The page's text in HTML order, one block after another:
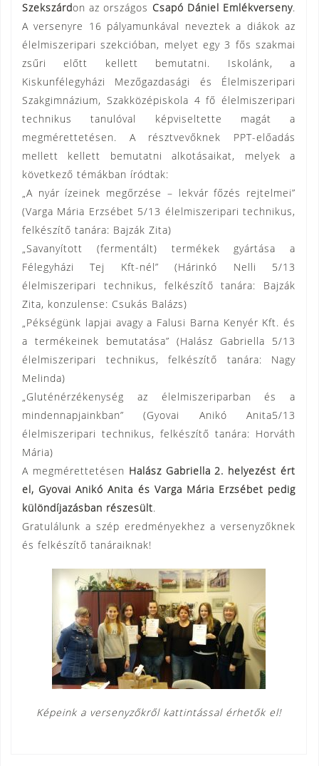
Szekszárdon az országos Csapó Dániel Emlékverseny.
A versenyre 16 pályamunkával neveztek a diákok az
élelmiszeripari szekcióban, melyet egy 3 fős szakmai
zsűri előtt kellett bemutatni. Iskolánk, a
Kiskunfélegyházi Mezőgazdasági és Élelmiszeripari
Szakgimnázium, Szakközépiskola 4 fő élelmiszeripari
technikus tanulóval képviseltette magát a
megmérettetésen. A résztvevőknek PPT-előadás
mellett kellett bemutatni alkotásaikat, melyek a
következő témákban íródtak:
„A nyár ízeinek megőrzése – lekvár főzés rejtelmei”
(Varga Mária Erzsébet 5/13 élelmiszeripari technikus,
felkészítő tanára: Bajzák Zita)
„Savanyított (fermentált) termékek gyártása a
Félegyházi Tej Kft-nél” (Hárinkó Nelli 5/13
élelmiszeripari technikus, felkészítő tanára: Bajzák
Zita, konzulense: Csukás Balázs)
„Pékségünk lapjai avagy a Falusi Barna Kenyér Kft. és
a termékeinek bemutatása” (Halász Gabriella 5/13
élelmiszeripari technikus, felkészítő tanára: Nagy
Melinda)
„Gluténérzékenység az élelmiszeriparban és a
mindennapjainkban” (Gyovai Anikó Anita5/13
élelmiszeripari technikus, felkészítő tanára: Horváth
Mária)
A megmérettetésen Halász Gabriella 2. helyezést ért
el, Gyovai Anikó Anita és Varga Mária Erzsébet pedig
különdíjazásban részesült.
Gratulálunk a szép eredményekhez a versenyzőknek
és felkészítő tanáraiknak!
Képeink a versenyzőkről kattintással érhetők el!